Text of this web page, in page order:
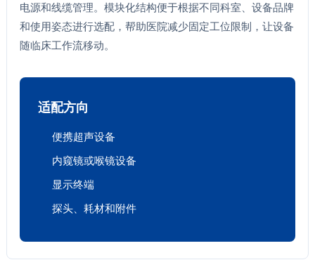
电源和线缆管理。模块化结构便于根据不同科室、设备品牌
和使用姿态进行选配，帮助医院减少固定工位限制，让设备
随临床工作流移动。
适配方向
便携超声设备
内窥镜或喉镜设备
显示终端
探头、耗材和附件